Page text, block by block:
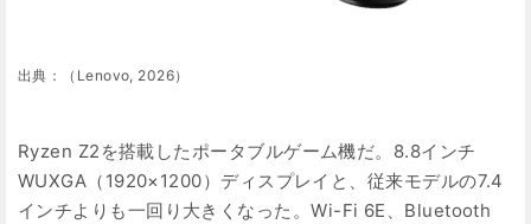
出典：（Lenovo, 2026）
Ryzen Z2を搭載したポータブルゲーム機だ。8.8インチ
WUXGA（1920×1200）ディスプレイと、従来モデルの7.4
インチよりも一回り大きくなった。Wi-Fi 6E、Bluetooth